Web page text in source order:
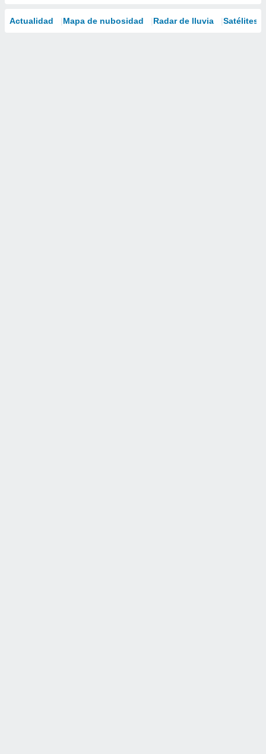
Actualidad Mapa de nubosidad Radar de lluvia Satélites